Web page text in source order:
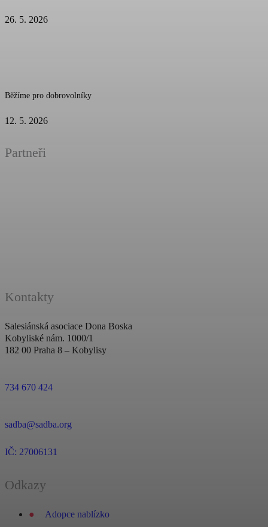
26. 5. 2026
Běžíme pro dobrovolníky
12. 5. 2026
Partneři
Kontakty
Salesiánská asociace Dona Boska
Kobyliské nám. 1000/1
182 00 Praha 8 – Kobylisy
734 670 424
sadba@sadba.org
IČ: 27006131
Odkazy
Adopce nablízko